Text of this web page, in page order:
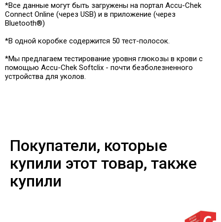
*Все данные могут быть загружены на портал Accu-Chek
Connect Online (через USB) и в приложение (через
Bluetooth®)
*В одной коробке содержится 50 тест-полосок.
*Мы предлагаем тестирование уровня глюкозы в крови с
помощью Accu-Chek Softclix - почти безболезненного
устройства для уколов.
Покупатели, которые
купили этот товар, также
купили